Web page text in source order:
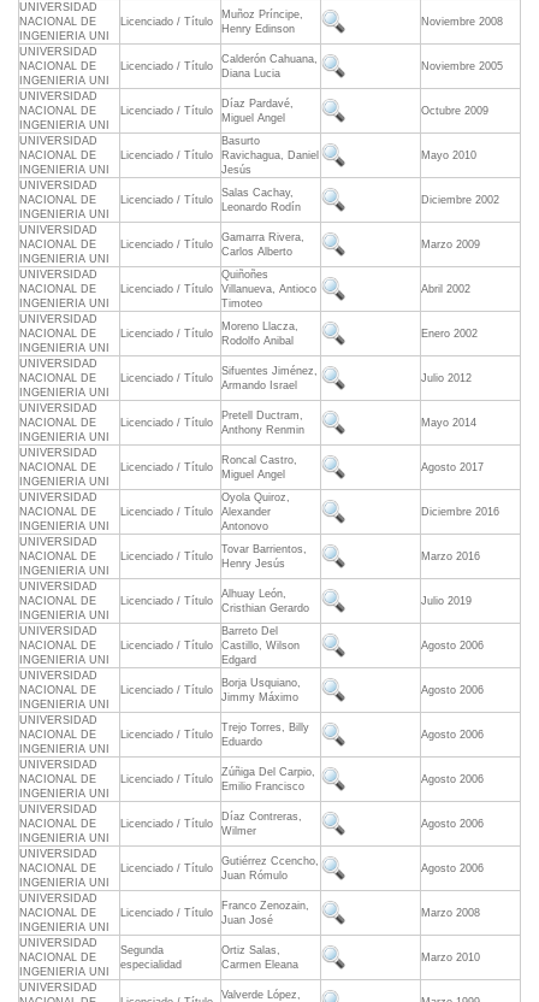
UNIVERSIDAD
NACIONAL DE
INGENIERIA UNI
Licenciado / Título
Muñoz Príncipe,
Henry Edinson
Noviembre 2008
UNIVERSIDAD
NACIONAL DE
INGENIERIA UNI
Licenciado / Título
Calderón Cahuana,
Diana Lucia
Noviembre 2005
UNIVERSIDAD
NACIONAL DE
INGENIERIA UNI
Licenciado / Título
Díaz Pardavé,
Miguel Angel
Octubre 2009
UNIVERSIDAD
NACIONAL DE
INGENIERIA UNI
Licenciado / Título
Basurto
Ravichagua, Daniel
Jesús
Mayo 2010
UNIVERSIDAD
NACIONAL DE
INGENIERIA UNI
Licenciado / Título
Salas Cachay,
Leonardo Rodín
Diciembre 2002
UNIVERSIDAD
NACIONAL DE
INGENIERIA UNI
Licenciado / Título
Gamarra Rivera,
Carlos Alberto
Marzo 2009
UNIVERSIDAD
NACIONAL DE
INGENIERIA UNI
Licenciado / Título
Quiñoñes
Villanueva, Antioco
Timoteo
Abril 2002
UNIVERSIDAD
NACIONAL DE
INGENIERIA UNI
Licenciado / Título
Moreno Llacza,
Rodolfo Anibal
Enero 2002
UNIVERSIDAD
NACIONAL DE
INGENIERIA UNI
Licenciado / Título
Sifuentes Jiménez,
Armando Israel
Julio 2012
UNIVERSIDAD
NACIONAL DE
INGENIERIA UNI
Licenciado / Título
Pretell Ductram,
Anthony Renmin
Mayo 2014
UNIVERSIDAD
NACIONAL DE
INGENIERIA UNI
Licenciado / Título
Roncal Castro,
Miguel Angel
Agosto 2017
UNIVERSIDAD
NACIONAL DE
INGENIERIA UNI
Licenciado / Título
Oyola Quiroz,
Alexander
Antonovo
Diciembre 2016
UNIVERSIDAD
NACIONAL DE
INGENIERIA UNI
Licenciado / Título
Tovar Barrientos,
Henry Jesús
Marzo 2016
UNIVERSIDAD
NACIONAL DE
INGENIERIA UNI
Licenciado / Título
Alhuay León,
Cristhian Gerardo
Julio 2019
UNIVERSIDAD
NACIONAL DE
INGENIERIA UNI
Licenciado / Título
Barreto Del
Castillo, Wilson
Edgard
Agosto 2006
UNIVERSIDAD
NACIONAL DE
INGENIERIA UNI
Licenciado / Título
Borja Usquiano,
Jimmy Máximo
Agosto 2006
UNIVERSIDAD
NACIONAL DE
INGENIERIA UNI
Licenciado / Título
Trejo Torres, Billy
Eduardo
Agosto 2006
UNIVERSIDAD
NACIONAL DE
INGENIERIA UNI
Licenciado / Título
Zúñiga Del Carpio,
Emilio Francisco
Agosto 2006
UNIVERSIDAD
NACIONAL DE
INGENIERIA UNI
Licenciado / Título
Díaz Contreras,
Wilmer
Agosto 2006
UNIVERSIDAD
NACIONAL DE
INGENIERIA UNI
Licenciado / Título
Gutiérrez Ccencho,
Juan Rómulo
Agosto 2006
UNIVERSIDAD
NACIONAL DE
INGENIERIA UNI
Licenciado / Título
Franco Zenozain,
Juan José
Marzo 2008
UNIVERSIDAD
NACIONAL DE
INGENIERIA UNI
Segunda
especialidad
Ortiz Salas,
Carmen Eleana
Marzo 2010
UNIVERSIDAD
Valverde López,